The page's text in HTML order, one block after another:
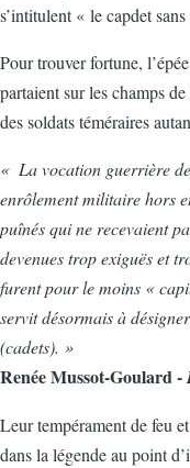
s’intitulent « le capdet
Pour trouver fortune,
partaient sur les champs
des soldats téméraires
« La vocation guerrière
enrôlement militaire hors
puînés qui ne recevaient
devenues trop exiguës et
furent pour le moins «
servit désormais à
(cadets). »
Renée Mussot-Goulard -
Leur tempérament de feu
dans la légende au point